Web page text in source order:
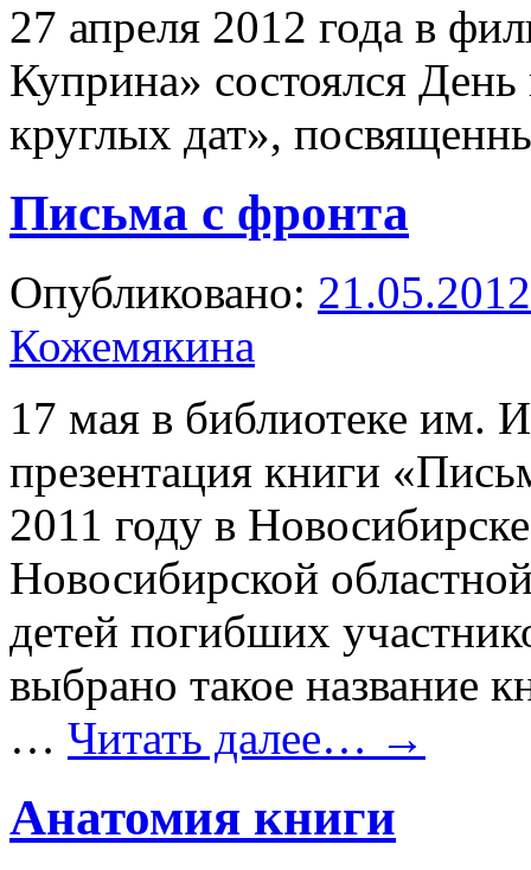
27 апреля 2012 года в
Куприна» состоялся
круглых дат»,
Письма с фронта
Опубликовано: 21.05.2012
Кожемякина
17 мая в библиотеке им.
презентация книги
2011 году в
Новосибирской
детей погибших
выбрано такое название
… Читать далее… →
Анатомия книги